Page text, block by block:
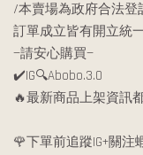
/本賣場為政府合法登
訂單成立皆有開立統
—請安心購買—
✔️IG🔍Abobo.3.0
🔥最新商品上架資訊
🌹下單前追蹤IG+關